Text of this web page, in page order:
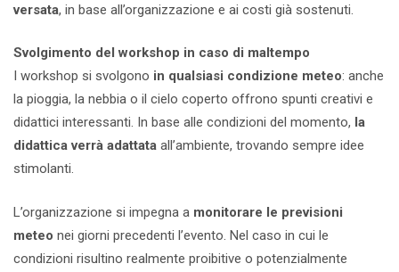
versata, in base all’organizzazione e ai costi già sostenuti.
Svolgimento del workshop in caso di maltempo
I workshop si svolgono in qualsiasi condizione meteo: anche
la pioggia, la nebbia o il cielo coperto offrono spunti creativi e
didattici interessanti. In base alle condizioni del momento, la
didattica verrà adattata all’ambiente, trovando sempre idee
stimolanti.
L’organizzazione si impegna a monitorare le previsioni
meteo nei giorni precedenti l’evento. Nel caso in cui le
condizioni risultino realmente proibitive o potenzialmente